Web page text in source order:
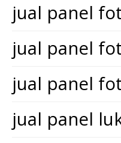
jual panel
jual panel
jual panel
jual panel